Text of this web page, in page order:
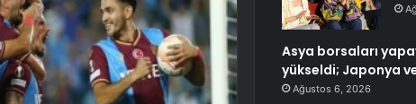
Asya borsaları
yükseldi; Japonya
Ağustos 6, 2026